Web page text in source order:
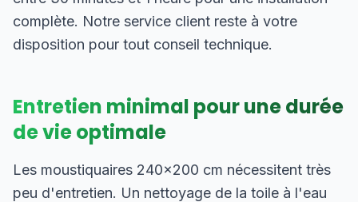
complète. Notre service client reste à votre
disposition pour tout conseil technique.
Entretien minimal pour une durée
de vie optimale
Les moustiquaires 240×200 cm nécessitent très
peu d'entretien. Un nettoyage de la toile à l'eau